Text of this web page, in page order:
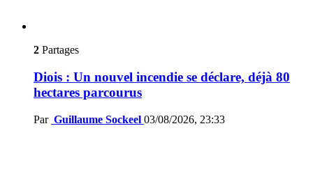
2 Partages
Diois : Un nouvel incendie se déclare, déjà 80
hectares parcourus
Par Guillaume Sockeel 03/08/2026, 23:33